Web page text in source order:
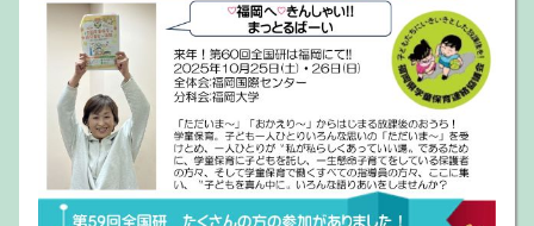
当日、川崎医療福祉大学にお越しいただき、参加する
ことができる 分科会の一覧を掲載しました。
2024.10.16
倉敷市民会館・川崎医療福祉大学限定！
当日参加受け付けます
当日、倉敷市民会館・川崎医療福祉大学にお越し
くだされば、集会に参加することができます！！
◎全体会のみの参加、分科会のみの参加、両日